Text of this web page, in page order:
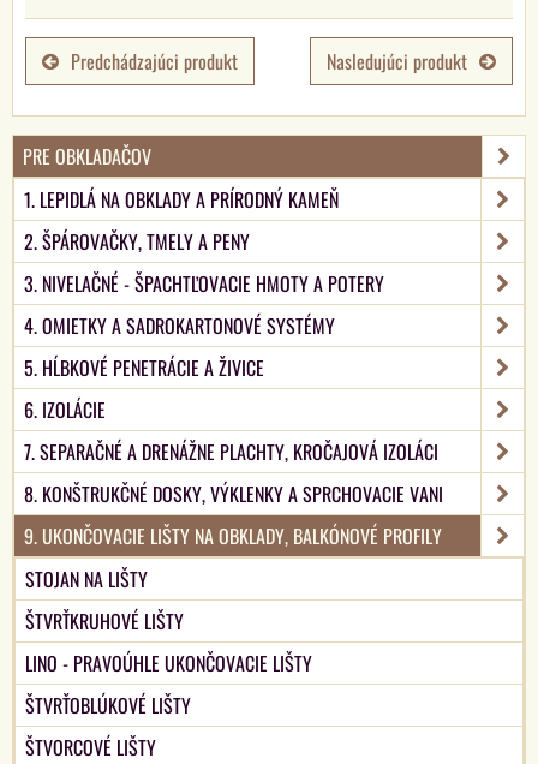
Predchádzajúci produkt Nasledujúci produkt
PRE OBKLADAČOV
1. LEPIDLÁ NA OBKLADY A PRÍRODNÝ KAMEŇ
2. ŠPÁROVAČKY, TMELY A PENY
3. NIVELAČNÉ - ŠPACHTĽOVACIE HMOTY A POTERY
4. OMIETKY A SADROKARTONOVÉ SYSTÉMY
5. HĹBKOVÉ PENETRÁCIE A ŽIVICE
6. IZOLÁCIE
7. SEPARAČNÉ A DRENÁŽNE PLACHTY, KROČAJOVÁ IZOLÁCI
8. KONŠTRUKČNÉ DOSKY, VÝKLENKY A SPRCHOVACIE VANI
9. UKONČOVACIE LIŠTY NA OBKLADY, BALKÓNOVÉ PROFILY
STOJAN NA LIŠTY
ŠTVRŤKRUHOVÉ LIŠTY
LINO - PRAVOÚHLE UKONČOVACIE LIŠTY
ŠTVRŤOBLÚKOVÉ LIŠTY
ŠTVORCOVÉ LIŠTY